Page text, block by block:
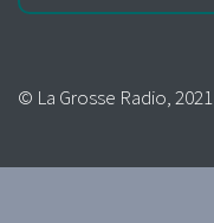
© La Grosse Radio, 2021